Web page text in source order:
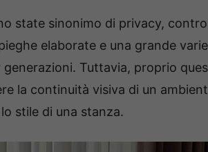
state sinonimo di privacy,
elaborate e una grande
Tuttavia, proprio
la continuità visiva di un
stile di una stanza.